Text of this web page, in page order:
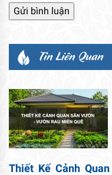
Tin Liên Quan
Thiết Kế Cảnh